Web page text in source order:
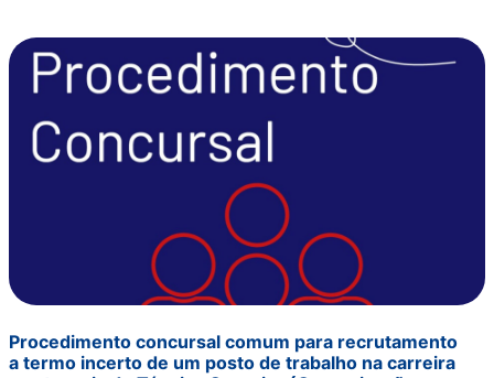
Procedimento concursal comum para recrutamento
a termo incerto de um posto de trabalho na carreira